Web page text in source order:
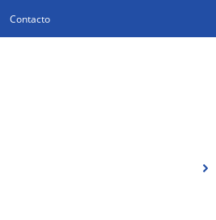
Contacto